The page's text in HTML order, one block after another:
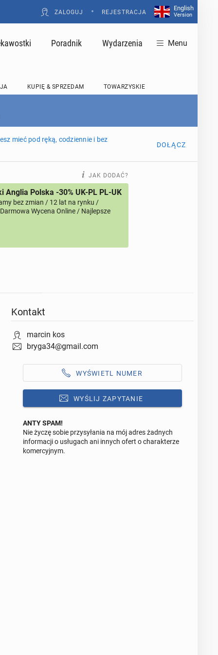
ZALOGUJ • REJESTRACJA
English
Version
Poradnik Wydarzenia Menu
KUPIĘ & SPRZEDAM TOWARZYSKIE
mieć pod ręką, codziennie i bez
DOŁĄCZ
JAK DODAĆ?
Anglia Polska -30% UK-PL PL-UK
bez zmian / 12 lat na rynku /
Wycena Online / Najlepsze
Kontakt
marcin kos
bryga34@gmail.com
WYŚWIETL NUMER
WYŚLIJ ZAPYTANIE
Odpowiedz na ofertę tego ogłoszenia
ANTY SPAM!
Nie życzę sobie przysyłania na mój adres żadnych
informacji o usługach ani innych ofert o charakterze
komercyjnym.